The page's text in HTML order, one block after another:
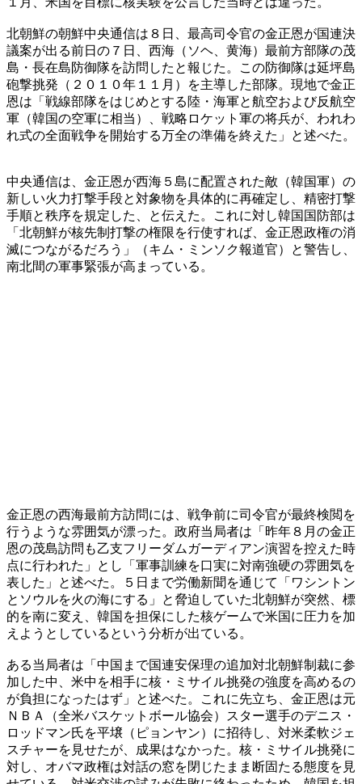
北朝鮮の朝鮮中央通信は８日、最高司令官の金正恩が国連決
議案が出る前日の７日、西海（ソヘ、黄海）最前方部隊の茂
島・長在島防御隊を訪問したと報じた。この防御隊は延坪島
砲撃挑発（２０１０年１１月）を主導した部隊。現地で金正
恩は「戦線部隊をはじめとする陸・海軍と航空および反航空
軍（韓国の空軍に相当）、戦略ロケット軍の将兵が、われわ
れ式の全面戦争を開始する万全の準備を終えた」と述べた。
中央通信は、金正恩が西海５島に配置された敵（韓国軍）の
新しい火力打撃手段と対象物を具体的に再確定し、精密打撃
手順と秩序を規定した、と伝えた。これに対し韓国国防部は
「北朝鮮が核先制打撃の権限を行使すれば、金正恩政権の消
滅につながるだろう」（キム・ミンソク報道官）と警告し、
南北間の軍事緊張が高まっている。
金正恩の西海最前方訪問には、戦争前に司令官が最終検閲を
行うような雰囲気が漂った。政府当局者は「昨年８月の金正
恩の茂島訪問も乙支フリーダムガーディアン演習を控えた時
点に行われた」とし「軍事訓練を口実に対南強硬の雰囲気を
表した」と述べた。５日まで労働新聞を通じて「ワシントン
とソウルを火の海にする」と脅迫していた北朝鮮が突然、標
的を南に変え、韓国を担保にした核ゲームで米国に圧力を加
えようとしているという分析が出ている。
ある当局者は「中国まで国連安保理の追加対北朝鮮制裁に参
加した中、米中を相手に核・ミサイル挑発の強度を高めるの
が負担になったはず」と述べた。これに先立ち、金正恩は元
ＮＢＡ（全米バスケットボール協会）スター選手のデニス・
ロッドマン氏を平壌（ピョンヤン）に招待し、対米柔軟ジェ
スチャーを見せたが、成果はなかった。核・ミサイル挑発に
対し、オバマ政権は対話の窓を閉じたまま断固たる態度を見